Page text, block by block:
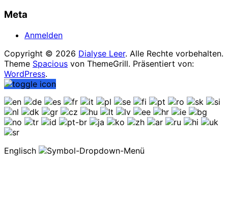
Meta
Anmelden
Copyright © 2026 Dialyse Leer. Alle Rechte vorbehalten.
Theme Spacious von ThemeGrill. Präsentiert von:
WordPress.
Englisch